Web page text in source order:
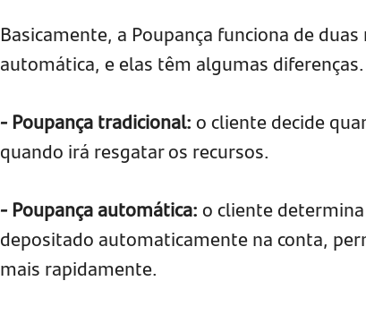
Basicamente, a Poupança funciona de
automática, e elas têm algumas diferenças.
- Poupança tradicional:o cliente decide
quando irá resgatar os recursos.
- Poupança automática:o cliente
depositado automaticamente na conta,
mais rapidamente.